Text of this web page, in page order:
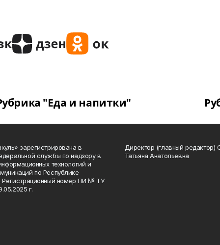
"Еда и напитки"
зарегистрирована в
службы по надзору в
технологий и
по Республике
Регистрационный номер ПИ № ТУ
г.
Директор (главный редактор)
Татьяна Анатольевна